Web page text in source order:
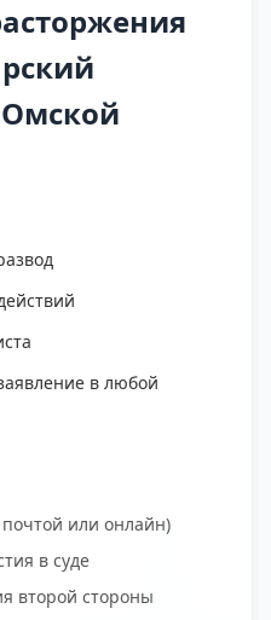
Омской
в любой
или онлайн)
в суде
второй стороны